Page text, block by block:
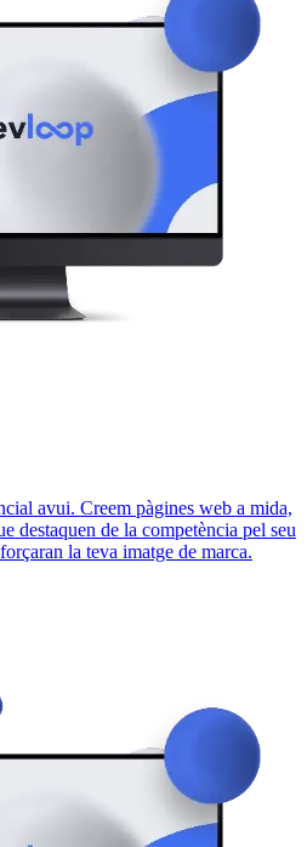
avui. Creem pàgines web a mida,
destaquen de la competència pel seu
la teva imatge de marca.